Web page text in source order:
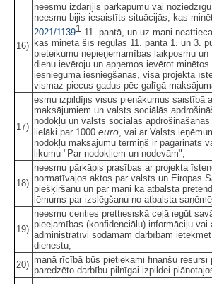
16)
neesmu izdarījis pārkāpumu vai
neesmu bijis iesaistīts situācijās, kas
2021/11391 11. pantā, un uz mani
kas minēta šīs regulas 11. panta 1. un 3.
pieteikumu nepieņemamības laikposmu
dienu ievēroju un apņemos ievērot
iesnieguma iesniegšanas, visā projekta
vismaz piecus gadus pēc galīgā
17)
esmu izpildījis visus pienākumus saistībā
maksājumiem un valsts sociālās
nodokļu un valsts sociālās
lielāki par 1000 euro , vai ar Valsts
nodokļu maksājumu termiņš ir pagarināts
likumu "Par nodokļiem un nodevām";
18)
neesmu pārkāpis prasības ar projekta
normatīvajos aktos par valsts un Eiropas
piešķiršanu un par mani kā atbalsta
lēmums par izslēgšanu no atbalsta
19)
neesmu centies prettiesiskā ceļā iegūt
pieejamības (konfidenciālu) informāciju vai
administratīvi sodāmām darbībām
dienestu;
20) manā rīcībā būs pietiekami finanšu resursi
paredzēto darbību pilnīgai izpildei